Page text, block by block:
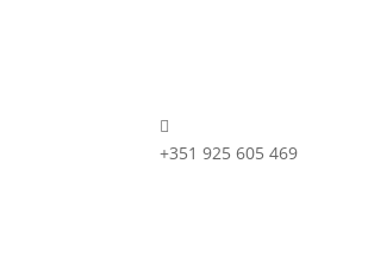

+351 925 605 469